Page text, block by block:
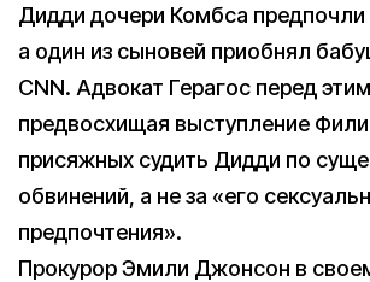
Дидди дочери Комбса предпочли
а один из сыновей приобнял
CNN. Адвокат Герагос перед этим,
предвосхищая выступление
присяжных судить Дидди по
обвинений, а не за «его
предпочтения».
Прокурор Эмили Джонсон в